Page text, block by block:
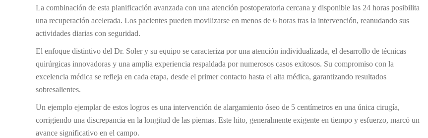
La combinación de esta planificación avanzada con una atención postoperatoria cercana y disponible las 24 horas posibilita
una recuperación acelerada. Los pacientes pueden movilizarse en menos de 6 horas tras la intervención, reanudando sus
actividades diarias con seguridad.
El enfoque distintivo del Dr. Soler y su equipo se caracteriza por una atención individualizada, el desarrollo de técnicas
quirúrgicas innovadoras y una amplia experiencia respaldada por numerosos casos exitosos. Su compromiso con la
excelencia médica se refleja en cada etapa, desde el primer contacto hasta el alta médica, garantizando resultados
sobresalientes.
Un ejemplo ejemplar de estos logros es una intervención de alargamiento óseo de 5 centímetros en una única cirugía,
corrigiendo una discrepancia en la longitud de las piernas. Este hito, generalmente exigente en tiempo y esfuerzo, marcó un
avance significativo en el campo.